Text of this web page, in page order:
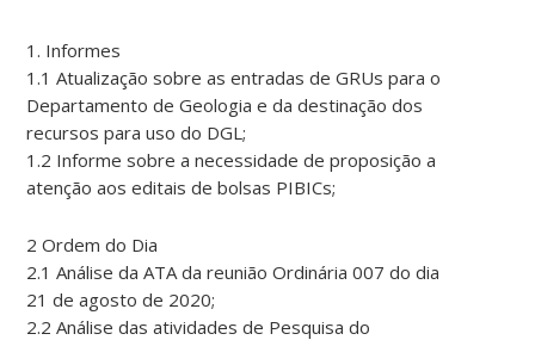
1. Informes
1.1 Atualização sobre as entradas de GRUs para o
Departamento de Geologia e da destinação dos
recursos para uso do DGL;
1.2 Informe sobre a necessidade de proposição a
atenção aos editais de bolsas PIBICs;
2 Ordem do Dia
2.1 Análise da ATA da reunião Ordinária 007 do dia
21 de agosto de 2020;
2.2 Análise das atividades de Pesquisa do